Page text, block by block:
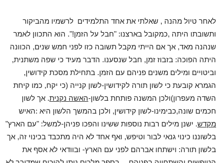
לאחר טיול מהנה , שאלתי את אחד התלמידים לרשמיו מהביקור
ותשובתו היתה ,כמקובל בארצנו: "חבל על הזמן!". הוא התכוון לאמר
שנהנה מאד, אך אם הייתי מקבל תשובה כזו לפני חמש שנים, הכוונה
היתה הפוכה: בזבוז זמן, חבל שנסענו. הדבר מעיד כי שפה משתנית,
וביטויים ומילים משנים פניהם עם הזמן. בתחילת מסכת קידושין,
הגמרא קובעת כי לשון תורה לקידושין-לשון קנייה (כי יקח, כמו קיחת
השדה מעפרון)ולכן המשנה פותחת בלשון-האשה נקנית. אך לשון
חכמים שונה,כבימינו-לשון קידושין, ולכן בהמשך הלשון היא :האיש
מקדש. ישנן מילים רבות נוספות ששינו והפכו פניהן-למשל: "עם הארץ"
בלשוננו כינוי גנאי לבור וטיפש, ואף אחד לא היה מתכבד בכינוי זה, אך
בלשון תורה: וישתחו אברהם לפני עם הארץ- ובוודאי לא אסף את